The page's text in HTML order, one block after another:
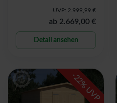
UVP: 2.999,99 €
ab 2.669,00 €
Detail ansehen
-
22
% UVP